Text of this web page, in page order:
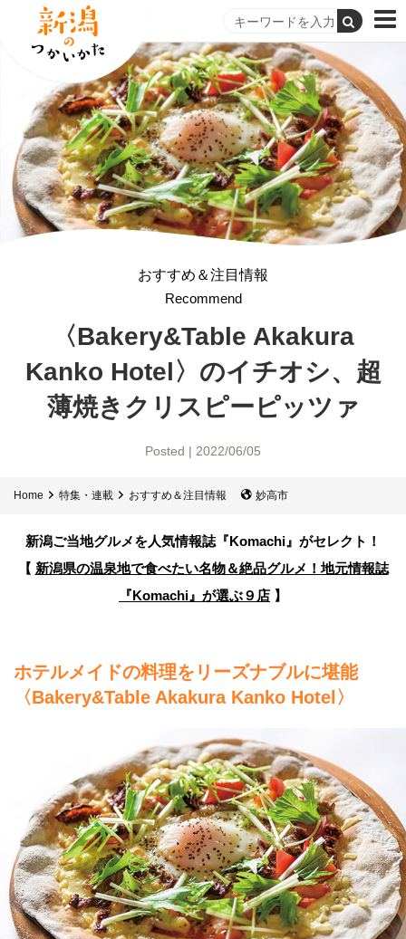
おすすめ＆注目情報
Recommend
〈Bakery&Table Akakura
Kanko Hotel〉のイチオシ、超
薄焼きクリスピーピッツァ
Posted | 2022/06/05
Home 特集・連載 おすすめ＆注目情報 妙高市
新潟ご当地グルメを人気情報誌 『Komachi』がセレクト！
【 新潟県の温泉地で食べたい名物＆絶品グルメ！地元情報誌
『Komachi』が選ぶ９店 】
ホテルメイドの料理をリーズナブルに堪能
〈Bakery&Table Akakura Kanko Hotel〉